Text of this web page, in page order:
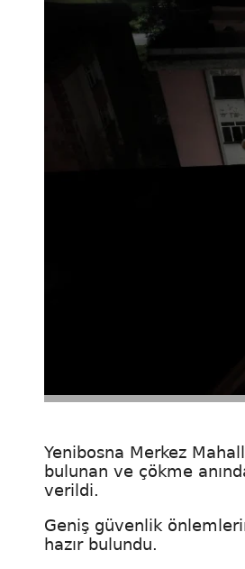
Yenibosna Merkez
bulunan ve çökme
verildi.
Geniş güvenlik
hazır bulundu.